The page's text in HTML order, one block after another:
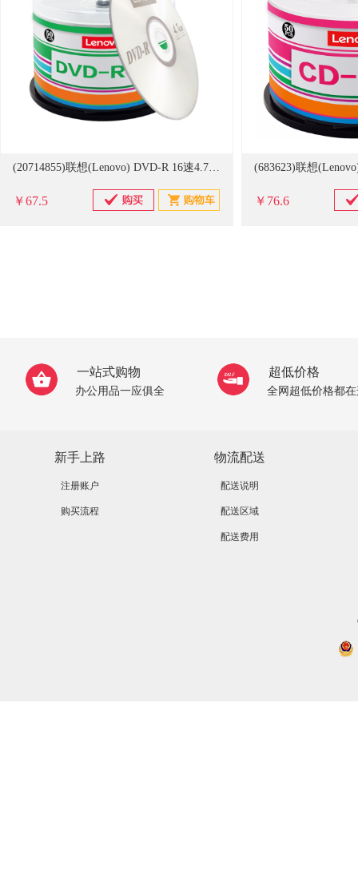
(20714855)联想(Lenovo) DVD-R 16速4.7GB （50片/桶） 空白光盘(单位：桶)
￥67.5 ￥76.6
一站式购物
办公用品一应俱全
超低价格
全网超低价格都
新手上路
注册账户
购买流程
物流配送
配送说明
配送区域
配送费用